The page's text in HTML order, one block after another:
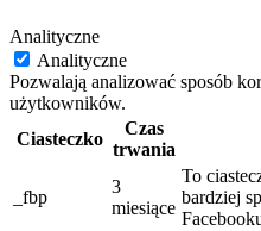
Analityczne
Analityczne
Pozwalają analizować sposób
użytkowników.
Ciasteczko
Czas
trwania
_fbp
3
miesiące
To
bardziej